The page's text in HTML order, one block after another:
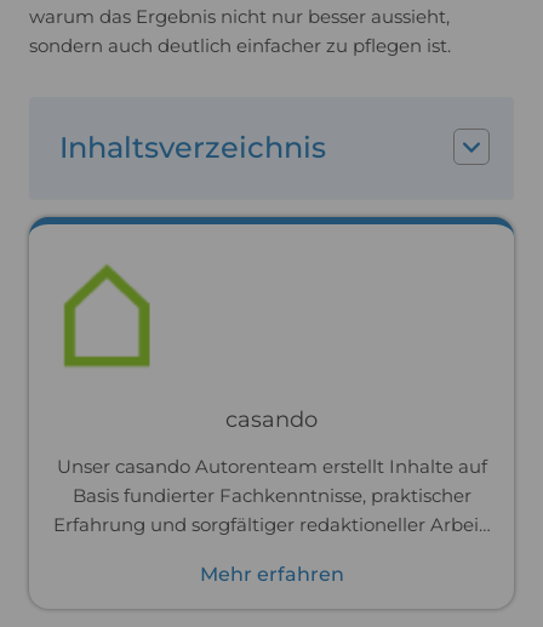
warum das Ergebnis nicht nur besser aussieht,
sondern auch deutlich einfacher zu pflegen ist.
Inhaltsverzeichnis
casando
Unser casando Autorenteam erstellt Inhalte auf
Basis fundierter Fachkenntnisse, praktischer
Erfahrung und sorgfältiger redaktioneller Arbeit.
Fachbereichen entstehen Texte, die verständlich
aufbereitet sind und verlässliche Orientierung
Mehr erfahren